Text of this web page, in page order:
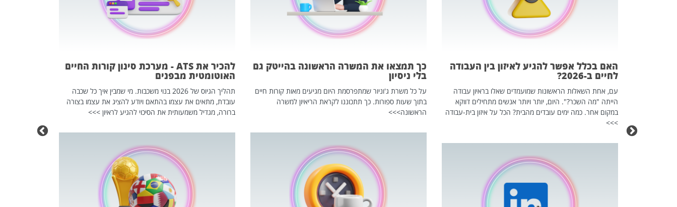
האם בכלל אפשר להגיע לאיזון בין העבודה
לחיים ב-2026?
עם, אחת השאלות הראשונות שמועמדים שאלו בראיון עבודה
הייתה "מה השכר?". היום, יותר ויותר אנשים מתחילים דווקא
במקום אחר. כמה ימים עובדים מהבית? הכל על איזון בית-עבודה
>>>
כך תמצאו את המשרה הראשונה בהייטק גם
בלי ניסיון
על כל משרת ג'וניור שמתפרסמת היום מגיעים מאות קורות חיים
בתוך שעות ספורות. כך תתכוננו לקראת הריאיון למשרה
הראשונה>>>
להכיר את ATS - מערכת סינון קורות החיים
האוטומטית מבפנים
תהליך הגיוס של 2026 בנוי משכבות. מי שמבין איך כל שכבה
עובדת, מתאים את עצמו בהתאם ויודע להציג את עצמו בצורה
ברורה, מגדיל משמעותית את הסיכוי להגיע לראיון >>>